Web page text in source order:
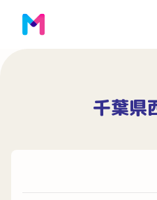
千葉県